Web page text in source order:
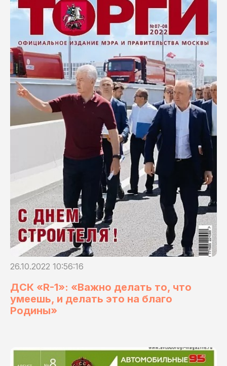
26.10.2022 10:56:16
ДСК «R-1»: «Важно делать то, что
умеешь, и делать это на благо
Родины»